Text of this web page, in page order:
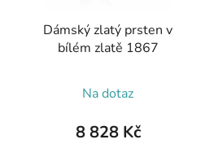
Dámský zlatý prsten v
bílém zlatě 1867
Na dotaz
8 828 Kč